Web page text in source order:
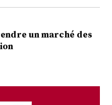
un marché des